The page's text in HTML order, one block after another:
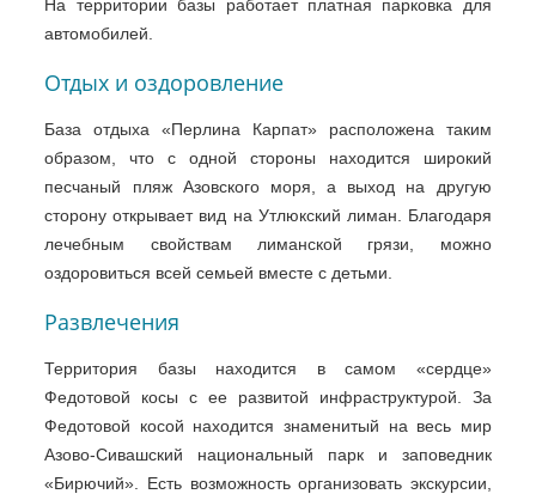
На территории базы работает платная парковка для
автомобилей.
Отдых и оздоровление
База отдыха «Перлина Карпат» расположена таким
образом, что с одной стороны находится широкий
песчаный пляж Азовского моря, а выход на другую
сторону открывает вид на Утлюкский лиман. Благодаря
лечебным свойствам лиманской грязи, можно
оздоровиться всей семьей вместе с детьми.
Развлечения
Территория базы находится в самом «сердце»
Федотовой косы с ее развитой инфраструктурой. За
Федотовой косой находится знаменитый на весь мир
Азово-Сивашский национальный парк и заповедник
«Бирючий». Есть возможность организовать экскурсии,